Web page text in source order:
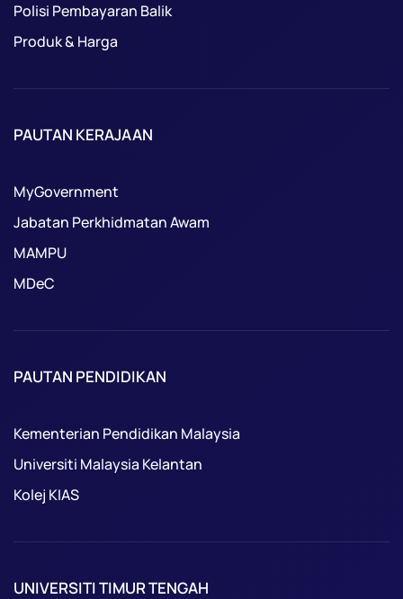
Polisi Pembayaran Balik
Produk & Harga
PAUTAN KERAJAAN
MyGovernment
Jabatan Perkhidmatan Awam
MAMPU
MDeC
PAUTAN PENDIDIKAN
Kementerian Pendidikan Malaysia
Universiti Malaysia Kelantan
Kolej KIAS
UNIVERSITI TIMUR TENGAH